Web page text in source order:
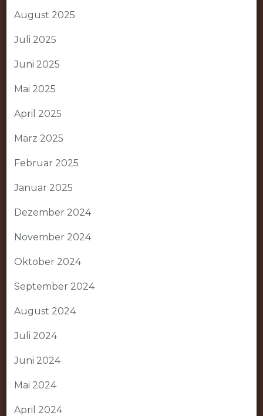
August 2025
Juli 2025
Juni 2025
Mai 2025
April 2025
März 2025
Februar 2025
Januar 2025
Dezember 2024
November 2024
Oktober 2024
September 2024
August 2024
Juli 2024
Juni 2024
Mai 2024
April 2024